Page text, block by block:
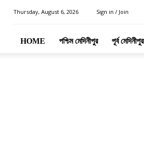
Thursday, August 6, 2026 Sign in / Join
HOME পশ্চিম মেদিনীপুর পূর্ব মেদিনীপুর